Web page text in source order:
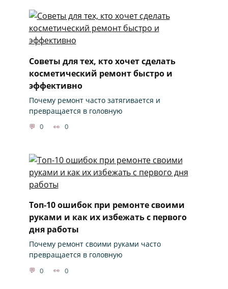
Советы для тех, кто хочет сделать
косметический ремонт быстро и
эффективно
Почему ремонт часто затягивается и
превращается в головную
0 0
Топ-10 ошибок при ремонте своими
руками и как их избежать с первого
дня работы
Почему ремонт своими руками часто
превращается в головную
0 0